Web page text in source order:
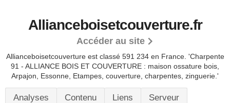
Allianceboisetcouverture.fr
Accéder au site
Allianceboisetcouverture est classé 591 234 en France. 'Charpente
91 - ALLIANCE BOIS ET COUVERTURE : maison ossature bois,
Arpajon, Essonne, Etampes, couverture, charpentes, zinguerie.'
Analyses Contenu Liens Serveur